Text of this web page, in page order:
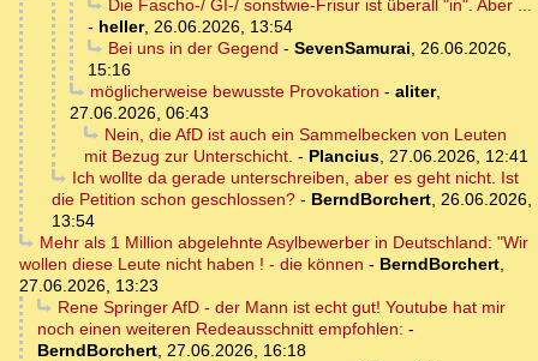
Die Fascho-/ GI-/ sonstwie-Frisur ist überall "in". Aber ...
- heller, 26.06.2026, 13:54
Bei uns in der Gegend - SevenSamurai, 26.06.2026,
15:16
möglicherweise bewusste Provokation - aliter,
27.06.2026, 06:43
Nein, die AfD ist auch ein Sammelbecken von Leuten
mit Bezug zur Unterschicht. - Plancius, 27.06.2026, 12:41
Ich wollte da gerade unterschreiben, aber es geht nicht. Ist
die Petition schon geschlossen? - BerndBorchert, 26.06.2026,
13:54
Mehr als 1 Million abgelehnte Asylbewerber in Deutschland: "Wir
wollen diese Leute nicht haben ! - die können - BerndBorchert,
27.06.2026, 13:23
Rene Springer AfD - der Mann ist echt gut! Youtube hat mir
noch einen weiteren Redeausschnitt empfohlen: -
BerndBorchert, 27.06.2026, 16:18